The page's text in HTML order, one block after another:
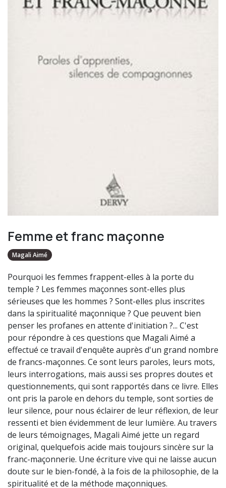
Femme et franc maçonne
Magali Aimé
Pourquoi les femmes frappent-elles à la porte du
temple ? Les femmes maçonnes sont-elles plus
sérieuses que les hommes ? Sont-elles plus inscrites
dans la spiritualité maçonnique ? Que peuvent bien
penser les profanes en attente d'initiation ?... C'est
pour répondre à ces questions que Magali Aimé a
effectué ce travail d'enquête auprès d'un grand nombre
de francs-maçonnes. Ce sont leurs paroles, leurs mots,
leurs interrogations, mais aussi ses propres doutes et
questionnements, qui sont rapportés dans ce livre. Elles
ont pris la parole en dehors du temple, sont sorties de
leur silence, pour nous éclairer de leur réflexion, de leur
ressenti et bien évidemment de leur lumière. Au travers
de leurs témoignages, Magali Aimé jette un regard
original, quelquefois acide mais toujours sincère sur la
franc-maçonnerie. Une écriture vive qui ne laisse aucun
doute sur le bien-fondé, à la fois de la philosophie, de la
spiritualité et de la méthode maçonniques.